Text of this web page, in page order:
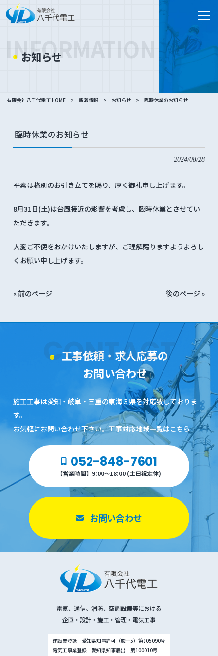
お知らせ
INFORMATION
有限会社八千代電工 HOME > 新着情報 > お知らせ > 臨時休業のお知らせ
臨時休業のお知らせ
2024/08/28
平素は格別のお引き立てを賜り、厚く御礼申し上げます。
8月31日(土)は台風接近の影響を考慮し、臨時休業とさせてい
ただきます。
大変ご不便をおかけいたしますが、ご理解賜りますようよろし
くお願い申し上げます。
« 前のページ 後のページ »
工事依頼・求人応募の
お問い合わせ
CONTACT
施工工事は愛知・岐阜・三重の東海３県を対応致しておりま
す。
お気軽にお問い合わせ下さい。工事対応地域一覧はこちら
052-848-7601
【営業時間】9:00～18:00 (土日祝定休)
お問い合わせ
電気、通信、消防、空調設備等における
企画・設計・施工・管理・電気工事
建設業登録 愛知県知事許可（般ー5）第105090号
電気工事業登録 愛知県知事届出 第100010号